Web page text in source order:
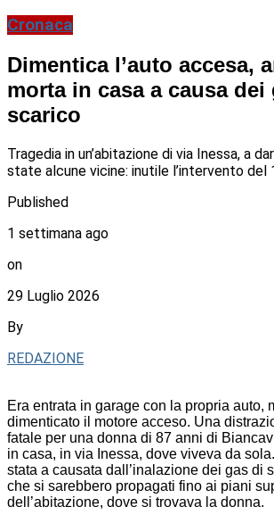
Cronaca
Dimentica l’auto accesa,
morta in casa a causa dei
scarico
Tragedia in un’abitazione di via Inessa, a
state alcune vicine: inutile l’intervento del
Published
1 settimana ago
on
29 Luglio 2026
By
REDAZIONE
Era entrata in garage con la propria auto,
dimenticato il motore acceso. Una
fatale per una donna di 87 anni di
in casa, in via Inessa, dove viveva da
stata a causata dall’inalazione dei gas di
che si sarebbero propagati fino ai piani
dell’abitazione, dove si trovava la donna.